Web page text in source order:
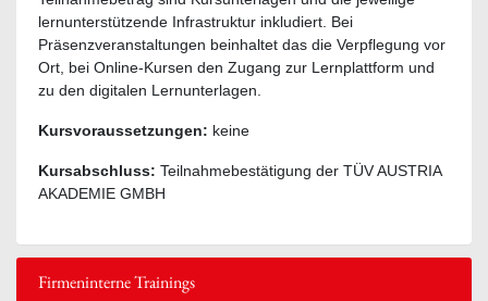
lernunterstützende Infrastruktur inkludiert. Bei
Präsenzveranstaltungen beinhaltet das die Verpflegung vor
Ort, bei Online-Kursen den Zugang zur Lernplattform und
zu den digitalen Lernunterlagen.
Kursvoraussetzungen: keine
Kursabschluss: Teilnahmebestätigung der TÜV AUSTRIA
AKADEMIE GMBH
Firmeninterne Trainings